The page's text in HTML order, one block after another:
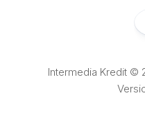
Intermedia Kredit ©